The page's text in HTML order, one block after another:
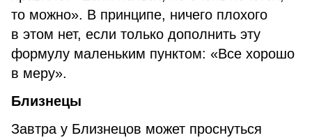
то можно». В принципе, ничего плохого
в этом нет, если только дополнить эту
формулу маленьким пунктом: «Все хорошо
в меру».
Близнецы
Завтра у Близнецов может проснуться